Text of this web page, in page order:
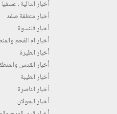
أخبار الدالية ، عسفيا
أخبار منطقة صفد
أخبار قلنسوة
أخبار ام الفحم
أخبار الطيرة
أخبار القدس
أخبار الطيبة
أخبار الناصرة
أخبار الجولان